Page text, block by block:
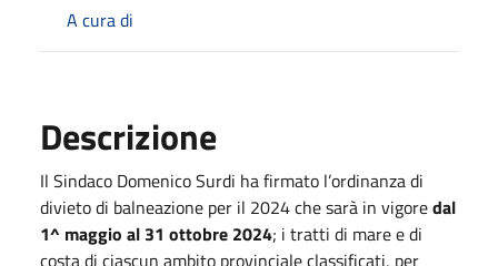
A cura di
Descrizione
Il Sindaco Domenico Surdi ha firmato l’ordinanza di
divieto di balneazione per il 2024 che sarà in vigoredal
1^ maggio al 31 ottobre 2024; i tratti di mare e di
costa di ciascun ambito provinciale classificati, per